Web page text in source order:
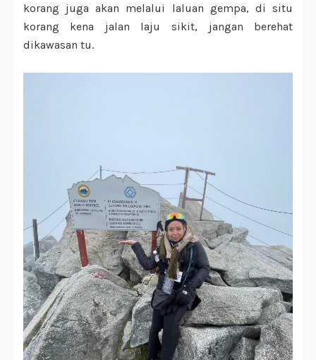
korang juga akan melalui laluan gempa, di situ
korang kena jalan laju sikit, jangan berehat
dikawasan tu.